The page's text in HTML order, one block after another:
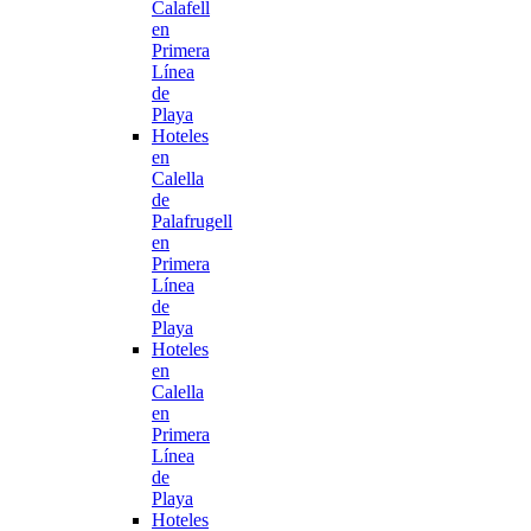
Calafell
en
Primera
Línea
de
Playa
Hoteles
en
Calella
de
Palafrugell
en
Primera
Línea
de
Playa
Hoteles
en
Calella
en
Primera
Línea
de
Playa
Hoteles